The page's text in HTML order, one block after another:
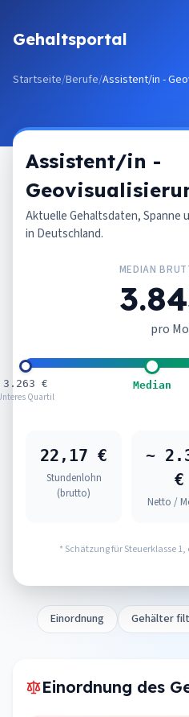
Gehaltsportal
Startseite/Berufe/Assistent/in -
Assistent/in -
Aktuelle Gehaltsdaten, Spanne
in Deutschland.
MEDIAN
pro
3.263 €
Quartil
Median
22,17 €
Stundenlohn
(brutto)
~
€
Netto /
* Schätzung für Steuerklasse
Einordnung Gehälter
Einordnung des